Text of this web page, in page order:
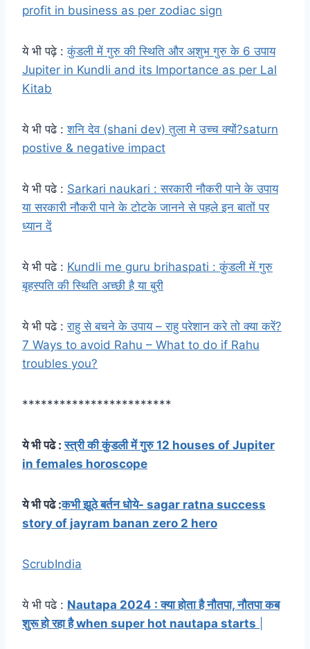
profit in business as per zodiac sign
ये भी पढ़े :कुंडली में गुरु की स्थिति और अशुभ गुरु के 6 उपाय
Jupiter in Kundli and its Importance as per Lal
Kitab
ये भी पढे :शनि देव (shani dev) तुला मे उच्च क्यों?saturn
postive & negative impact
ये भी पढे : Sarkari naukari : सरकारी नौकरी पाने के उपाय
या सरकारी नौकरी पाने के टोटके जानने से पहले इन बातों पर
ध्यान दें
ये भी पढे : Kundli me guru brihaspati : कुंडली में गुरु
बृहस्पति की स्थिति अच्छी है या बुरी
ये भी पढे :राहु से बचने के उपाय – राहु परेशान करे तो क्या करें?
7 Ways to avoid Rahu – What to do if Rahu
troubles you?
************************
ये भी पढे :स्त्री की कुंडली में गुरु 12 houses of Jupiter
in females horoscope
ये भी पढे :कभी झूठे बर्तन धोये- sagar ratna success
story of jayram banan zero 2 hero
ScrubIndia
ये भी पढे : Nautapa 2024 : क्या होता है नौतपा, नौतपा कब
शुरू हो रहा है when super hot nautapa starts